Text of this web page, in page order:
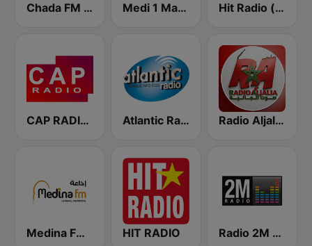
Chada FM (شدى فم) Medi 1 Maghreb (ميدى1 مغرب) Hit Radio (هيت راديو)
CAP RADIO MAROC Atlantic Radio (أتلانتيك راديو) Radio Aljalia - راديو الجالية
Medina FM (إذاعة مدينة فم) HIT RADIO Radio 2M (راديو 2 م)